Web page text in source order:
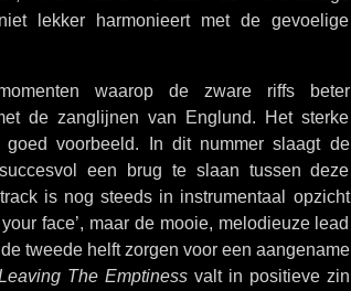
lekker harmonieert met de gevoelige
waarop de zware riffs beter
de zanglijnen van Englund. Het sterke
voorbeeld. In dit nummer slaagt de
een brug te slaan tussen deze
is nog steeds in instrumentaal opzicht
face’, maar de mooie, melodieuze lead
tweede helft zorgen voor een aangename
The Emptinessvalt in positieve zin